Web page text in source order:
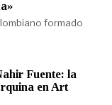
formado
Fuente: la
en Art